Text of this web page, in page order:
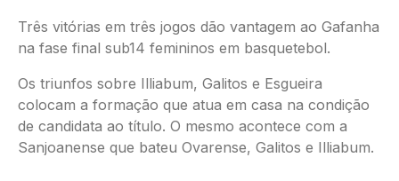
Três vitórias em três jogos dão vantagem ao Gafanha
na fase final sub14 femininos em basquetebol.
Os triunfos sobre Illiabum, Galitos e Esgueira
colocam a formação que atua em casa na condição
de candidata ao título. O mesmo acontece com a
Sanjoanense que bateu Ovarense, Galitos e Illiabum.